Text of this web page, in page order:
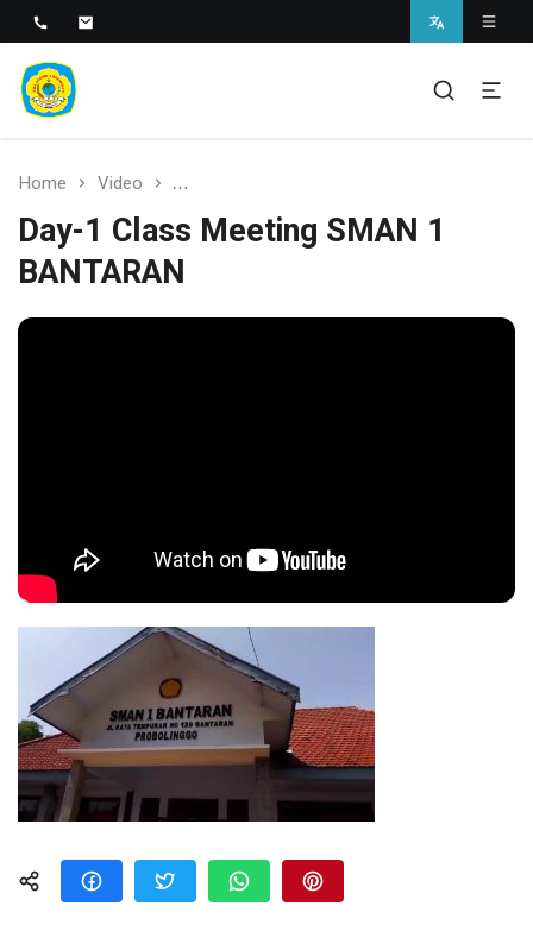
SMAN 1 Bantaran
SMAN 1 BANTARAN
Home Video Day-1 Class Meeting SMAN 1 BANTARAN
Day-1 Class Meeting SMAN 1
BANTARAN